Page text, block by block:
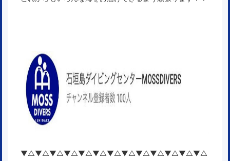
▼△▼△▼△▼△▼△▼△▼△▼△▼△▼△▼△▼△▼△